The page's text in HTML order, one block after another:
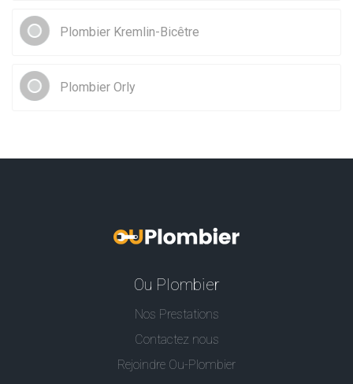
Plombier Kremlin-Bicêtre
Plombier Orly
Ou Plombier
Nos Prestations
Contactez nous
Rejoindre Ou-Plombier